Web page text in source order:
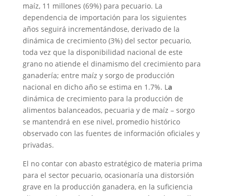
maíz, 11 millones (69%) para pecuario. La
dependencia de importación para los siguientes
años seguirá incrementándose, derivado de la
dinámica de crecimiento (3%) del sector pecuario,
toda vez que la disponibilidad nacional de este
grano no atiende el dinamismo del crecimiento para
ganadería; entre maíz y sorgo de producción
nacional en dicho año se estima en 1.7%. La
dinámica de crecimiento para la producción de
alimentos balanceados, pecuaria y de maíz – sorgo
se mantendrá en ese nivel, promedio histórico
observado con las fuentes de información oficiales y
privadas.
El no contar con abasto estratégico de materia prima
para el sector pecuario, ocasionaría una distorsión
grave en la producción ganadera, en la suficiencia